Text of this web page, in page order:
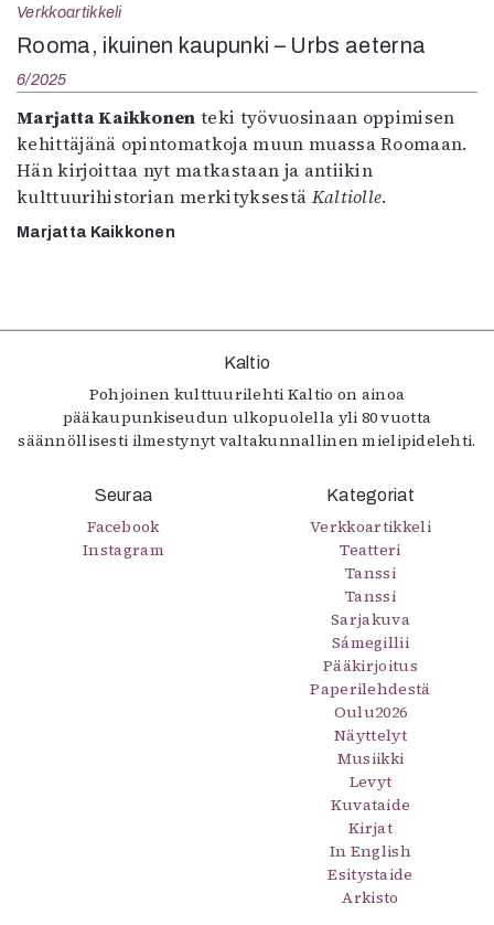
4/2026
2–3/2026
1/2026
6/2025
Info
Tilaus ja irtonumerot
Yhteistyössä
Toimitus
Mediatiedot
Verkkoartikkeli
Rooma, ikuinen kaupunki – Urbs aeterna
6/2025
Marjatta Kaikkonen teki työvuosinaan oppimisen
kehittäjänä opintomatkoja muun muassa Roomaan.
Hän kirjoittaa nyt matkastaan ja antiikin
kulttuurihistorian merkityksestä Kaltiolle.
Marjatta Kaikkonen
Kaltio
Pohjoinen kulttuurilehti Kaltio on ainoa
pääkaupunkiseudun ulkopuolella yli 80 vuotta
säännöllisesti ilmestynyt valtakunnallinen mielipidelehti.
Seuraa
Facebook
Instagram
Kategoriat
Verkkoartikkeli
Teatteri
Tanssi
Tanssi
Sarjakuva
Sámegillii
Pääkirjoitus
Paperilehdestä
Oulu2026
Näyttelyt
Musiikki
Levyt
Kuvataide
Kirjat
In English
Esitystaide
Arkisto